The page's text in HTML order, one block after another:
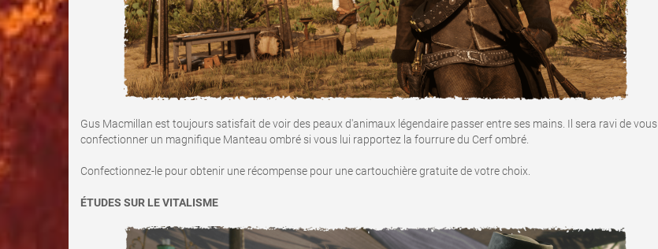
Gus Macmillan est toujours satisfait de voir des peaux d'animaux légendaire passer entre ses mains. Il sera ravi de vous
confectionner un magnifique Manteau ombré si vous lui rapportez la fourrure du Cerf ombré.
Confectionnez-le pour obtenir une récompense pour une cartouchière gratuite de votre choix.
ÉTUDES SUR LE VITALISME